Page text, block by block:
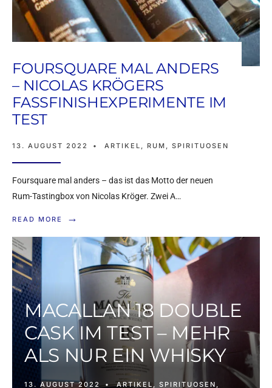
FOURSQUARE MAL ANDERS
– NICOLAS KRÖGERS
FASSFINISHEXPERIMENTE IM
TEST
13. AUGUST 2022 • ARTIKEL , RUM , SPIRITUOSEN
Foursquare mal anders – das ist das Motto der neuen
Rum-Tastingbox von Nicolas Kröger. Zwei A…
READ MORE →
MACALLAN 18 DOUBLE
CASK IM TEST – MEHR
ALS NUR EIN WHISKY
13. AUGUST 2022 • ARTIKEL SPIRITUOSEN